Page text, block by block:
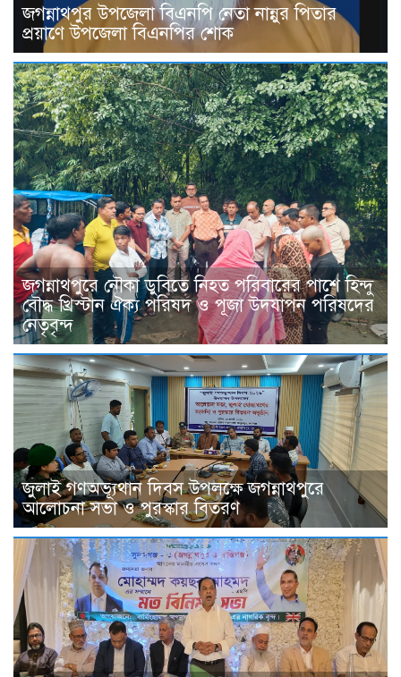
জগন্নাথপুর উপজেলা বিএনপি নেতা নান্নুর পিতার
প্রয়াণে উপজেলা বিএনপির শোক
জগন্নাথপুরে নৌকা ডুবিতে নিহত পরিবারের পাশে হিন্দু
বৌদ্ধ খ্রিস্টান ঐক্য পরিষদ ও পূজা উদযাপন পরিষদের
নেতৃবৃন্দ
জুলাই গণঅভ্যূথান দিবস উপলক্ষে জগন্নাথপুরে
আলোচনা সভা ও পুরস্কার বিতরণ